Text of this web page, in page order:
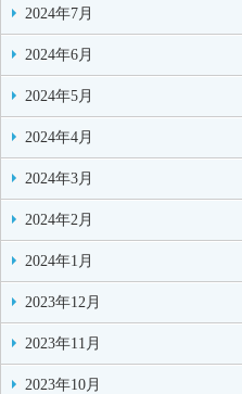
2024年7月
2024年6月
2024年5月
2024年4月
2024年3月
2024年2月
2024年1月
2023年12月
2023年11月
2023年10月